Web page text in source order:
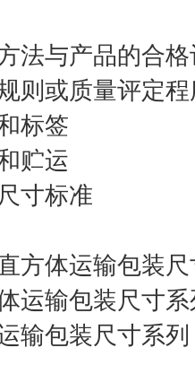
法与产品的合格
则或质量评定程
标签
贮运
寸标准
方体运输包装尺
运输包装尺寸系
输包装尺寸系列